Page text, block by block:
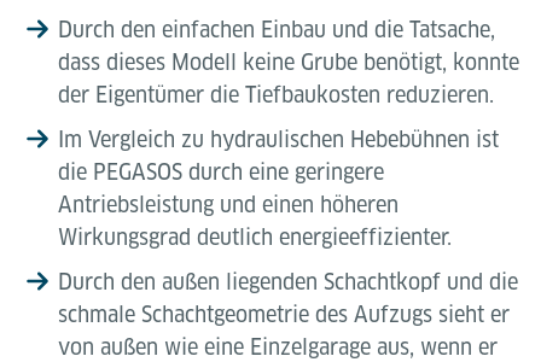
Durch den einfachen Einbau und die Tatsache,
dass dieses Modell keine Grube benötigt, konnte
der Eigentümer die Tiefbaukosten reduzieren.
Im Vergleich zu hydraulischen Hebebühnen ist
die PEGASOS durch eine geringere
Antriebsleistung und einen höheren
Wirkungsgrad deutlich energieeffizienter.
Durch den außen liegenden Schachtkopf und die
schmale Schachtgeometrie des Aufzugs sieht er
von außen wie eine Einzelgarage aus, wenn er